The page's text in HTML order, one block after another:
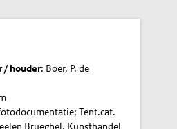
/ houder: Boer, P. de
Tent.cat.
Brueghel, Kunsthandel